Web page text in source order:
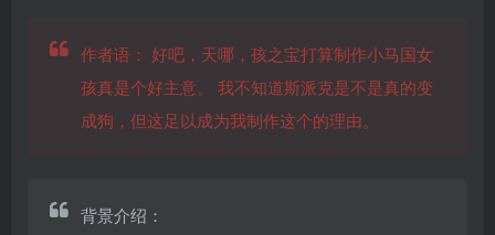
作者语： 好吧，天哪，孩之宝打算制作小马国女
孩真是个好主意。 我不知道斯派克是不是真的变
成狗，但这足以成为我制作这个的理由。
背景介绍：